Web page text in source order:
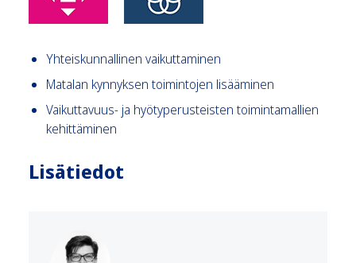
Yhteiskunnallinen vaikuttaminen
Matalan kynnyksen toimintojen lisääminen
Vaikuttavuus- ja hyötyperusteisten toimintamallien
kehittäminen
Lisätiedot